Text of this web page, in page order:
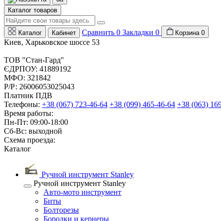
Каталог товаров
Каталог Кабинет Сравнить 0 Закладки 0 Корзина 0
Киев, Харьковское шоссе 53
ТОВ "Стан-Гард"
ЄДРПОУ: 41889192
МФО: 321842
Р/Р: 26006053025043
Платник ПДВ
Телефоны: +38 (067) 723-46-64 +38 (099) 465-46-64 +38 (063)
Время работы:
Пн-Пт: 09:00-18:00
Сб-Вс: выходной
Схема проезда:
Каталог
Ручной инструмент Stanley
Ручной инструмент Stanley
Авто-мото инструмент
Биты
Болторезы
Бородки и кернеры